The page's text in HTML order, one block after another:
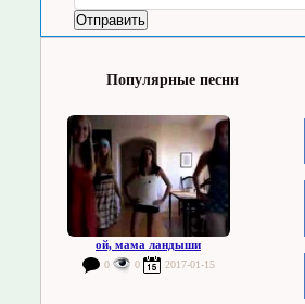
Популярные песни
ой, мама ландыши
0 0 2017-01-15